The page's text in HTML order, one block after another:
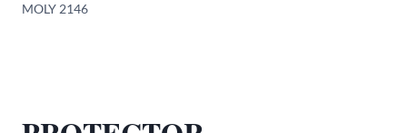
MOLY 2146